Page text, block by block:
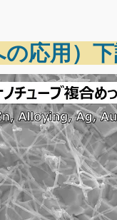
応用）